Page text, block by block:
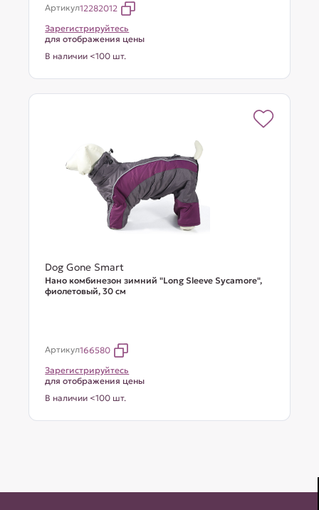
Артикул12282012
Зарегистрируйтесь
для отображения цены
В наличии <100 шт.
Dog Gone Smart
Нано комбинезон зимний "Long Sleeve Sycamore",
фиолетовый, 30 см
Артикул166580
Зарегистрируйтесь
для отображения цены
В наличии <100 шт.